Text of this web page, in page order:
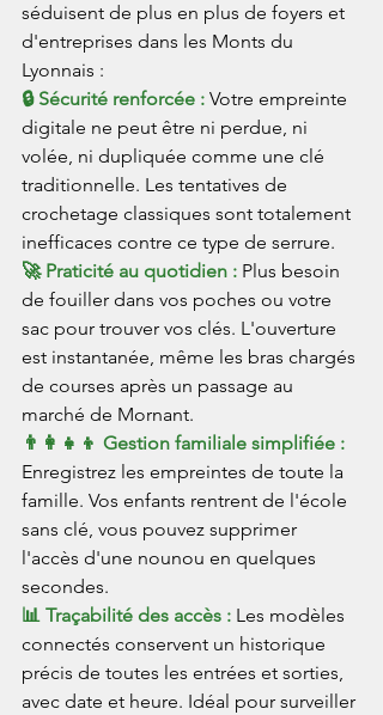
séduisent de plus en plus de foyers et
d'entreprises dans les Monts du
Lyonnais :
🔒 Sécurité renforcée : Votre empreinte
digitale ne peut être ni perdue, ni
volée, ni dupliquée comme une clé
traditionnelle. Les tentatives de
crochetage classiques sont totalement
inefficaces contre ce type de serrure.
🚀 Praticité au quotidien : Plus besoin
de fouiller dans vos poches ou votre
sac pour trouver vos clés. L'ouverture
est instantanée, même les bras chargés
de courses après un passage au
marché de Mornant.
👨‍👩‍👧‍👦 Gestion familiale simplifiée :
Enregistrez les empreintes de toute la
famille. Vos enfants rentrent de l'école
sans clé, vous pouvez supprimer
l'accès d'une nounou en quelques
secondes.
📊 Traçabilité des accès : Les modèles
connectés conservent un historique
précis de toutes les entrées et sorties,
avec date et heure. Idéal pour surveiller